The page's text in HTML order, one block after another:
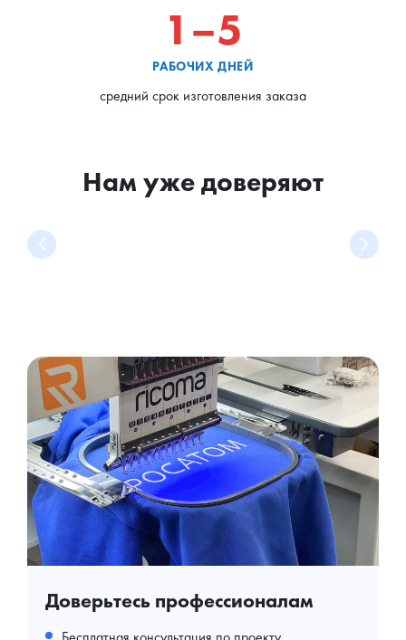
1–5
РАБОЧИХ ДНЕЙ
средний срок изготовления заказа
Нам уже доверяют
Доверьтесь профессионалам